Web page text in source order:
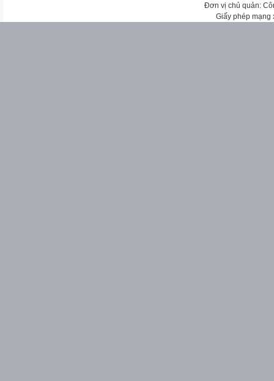
Đơn vị chủ quản:
Giấy phép mạng